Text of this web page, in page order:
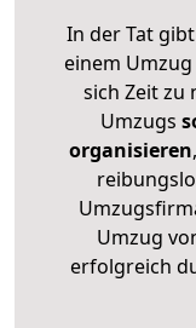
In der Tat
einem
sich Zeit zu
Umzugs
organisieren
Umzug
erfolgreich